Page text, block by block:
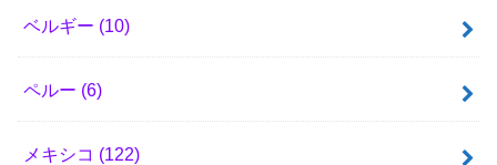
ベルギー (10)
ペルー (6)
メキシコ (122)